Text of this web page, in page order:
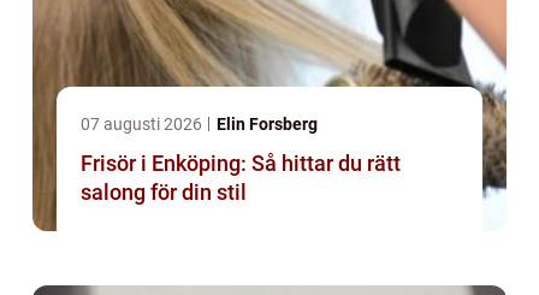
07 augusti 2026 Elin Forsberg
Frisör i Enköping: Så hittar du rätt
salong för din stil